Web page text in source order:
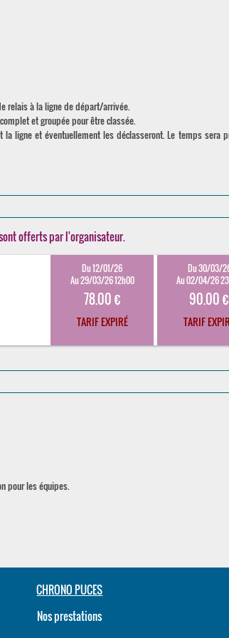
relais à la ligne de départ/arrivée.
et groupée pour être classée.
ligne et éventuellement les déclasseront. Le temps sera
offerts par l'organisateur.
Du 12/01/26
Au 29/03/26 12h00
78.00 €
TARIF EXPIRÉ
Du 30/03/
Au 02/04/26
90.00 €
TARIF
pour les équipes.
CHRONO PUCES
Nos prestations